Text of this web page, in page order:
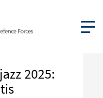
ÖPPNA
2025: